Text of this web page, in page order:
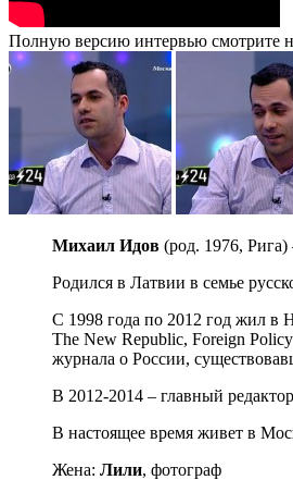
Полную версию интервью смотрите
Михаил Идов (род. 1976,
Родился в Латвии в семье
C 1998 года по 2012 год жил в
The New Republic, Foreign
журнала о России,
В 2012-2014 – главный
В настоящее время живет в
Жена: Лили, фотограф